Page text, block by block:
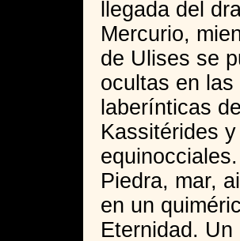
llegada del
Mercurio,
de Ulises se
ocultas en
laberínticas
Kassitérides
equinocciales.
Piedra, mar,
en un
Eternidad.